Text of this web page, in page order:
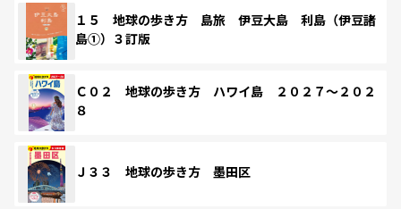
１５ 地球の歩き方 島旅 伊豆大島 利島（伊豆諸
島①）３訂版
Ｃ０２ 地球の歩き方 ハワイ島 ２０２７～２０２
８
Ｊ３３ 地球の歩き方 墨田区